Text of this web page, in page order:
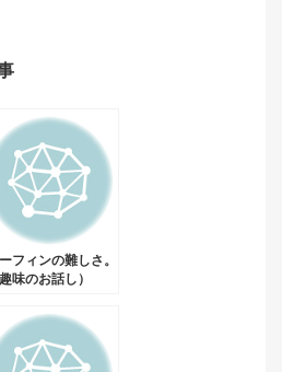
フィンの難しさ。
趣味のお話し）